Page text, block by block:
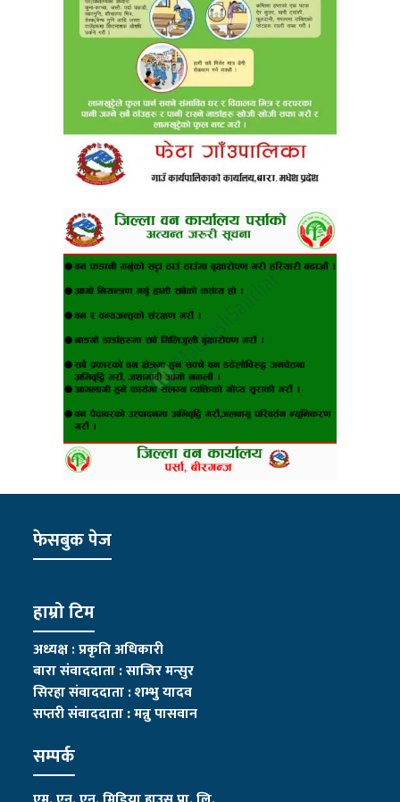
फेसबुक पेज
हाम्रो टिम
अध्यक्ष : प्रकृति अधिकारी
बारा संवाददाता : साजिर मन्सुर
सिरहा संवाददाता : शम्भु यादव
सप्तरी संवाददाता:मन्नु पासवान
सम्पर्क